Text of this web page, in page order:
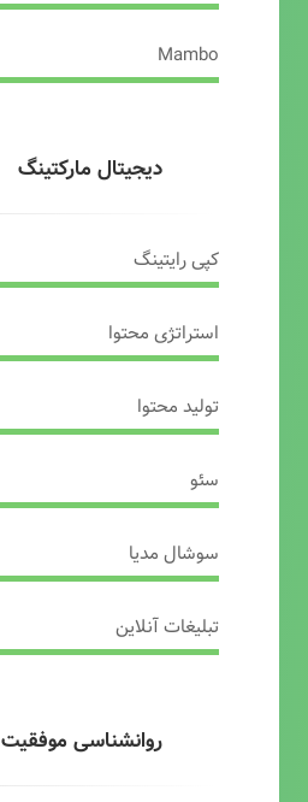
Mambo
دیجیتال مارکتینگ
کپی رایتینگ
استراتژی محتوا
تولید محتوا
سئو
سوشال مدیا
تبلیغات آنلاین
روانشناسی موفقیت